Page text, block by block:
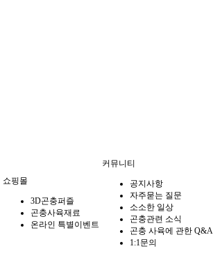
쇼핑몰
3D곤충퍼즐
곤충사육재료
온라인 특별이벤트
커뮤니티
공지사항
자주묻는 질문
소소한 일상
곤충관련 소식
곤충 사육에 관한 Q&A
1:1문의